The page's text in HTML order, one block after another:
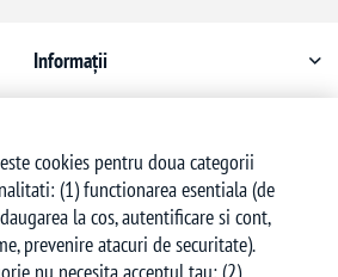
Informații
Serviciu clienți
cookies pentru doua categorii
(1) functionarea esentiala (de
la cos, autentificare si cont,
prevenire atacuri de securitate).